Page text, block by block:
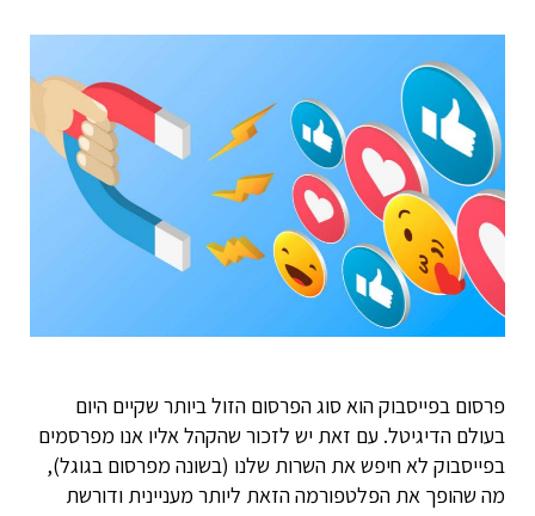
פרסום בפייסבוק הוא סוג הפרסום הזול ביותר שקיים היום
בעולם הדיגיטל. עם זאת יש לזכור שהקהל אליו אנו מפרסמים
בפייסבוק לא חיפש את השרות שלנו (בשונה מפרסום בגוגל),
מה שהופך את הפלטפורמה הזאת ליותר מעניינית ודורשת